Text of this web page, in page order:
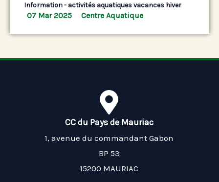
Information - activités aquatiques vacances hiver
07 Mar 2025 Centre Aquatique
CC du Pays de Mauriac
1, avenue du commandant Gabon
BP 53
15200 MAURIAC